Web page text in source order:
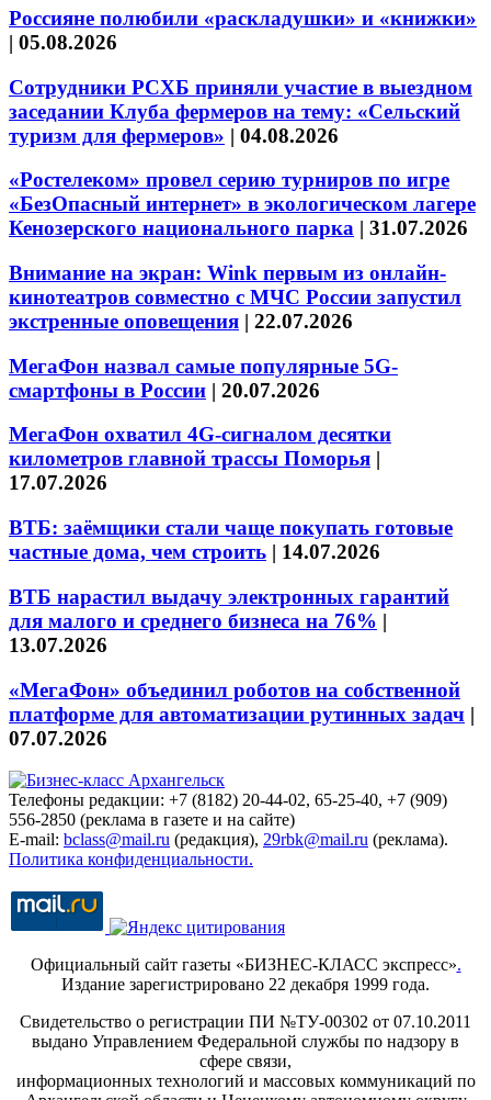
Россияне полюбили «раскладушки» и «книжки»
| 05.08.2026
Сотрудники РСХБ приняли участие в выездном
заседании Клуба фермеров на тему: «Сельский
туризм для фермеров» | 04.08.2026
«Ростелеком» провел серию турниров по игре
«БезОпасный интернет» в экологическом лагере
Кенозерского национального парка | 31.07.2026
Внимание на экран: Wink первым из онлайн-
кинотеатров совместно с МЧС России запустил
экстренные оповещения | 22.07.2026
МегаФон назвал самые популярные 5G-
смартфоны в России | 20.07.2026
МегаФон охватил 4G-сигналом десятки
километров главной трассы Поморья |
17.07.2026
ВТБ: заёмщики стали чаще покупать готовые
частные дома, чем строить | 14.07.2026
ВТБ нарастил выдачу электронных гарантий
для малого и среднего бизнеса на 76% |
13.07.2026
«МегаФон» объединил роботов на собственной
платформе для автоматизации рутинных задач |
07.07.2026
Телефоны редакции: +7 (8182) 20-44-02, 65-25-40, +7 (909)
556-2850 (реклама в газете и на сайте)
E-mail: bclass@mail.ru (редакция), 29rbk@mail.ru (реклама).
Политика конфиденциальности.
Официальный сайт газеты «БИЗНЕС-КЛАСС экспресс».
Издание зарегистрировано 22 декабря 1999 года.
Свидетельство о регистрации ПИ №ТУ-00302 от 07.10.2011
выдано Управлением Федеральной службы по надзору в
сфере связи,
информационных технологий и массовых коммуникаций по